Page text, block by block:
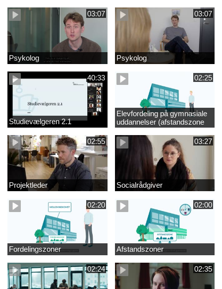
03:07
Psykolog
03:07
Psykolog
40:33
Studievælgeren 2.1
02:25
Elevfordeling på gymnasiale
uddannelser (afstandszone
redigeret)
02:55
Projektleder
03:27
Socialrådgiver
02:20
Fordelingszoner
02:00
Afstandszoner
02:24 02:35